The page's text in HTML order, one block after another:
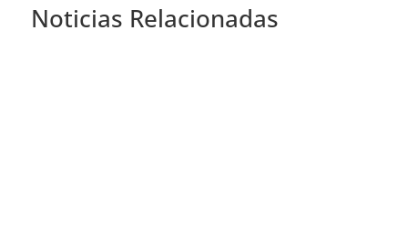
Noticias Relacionadas